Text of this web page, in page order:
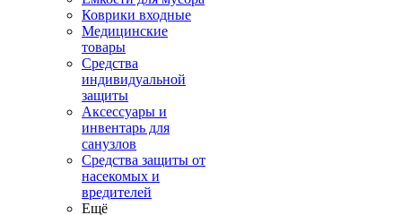
Коврики входные
Медицинские
товары
Средства
индивидуальной
защиты
Аксессуары и
инвентарь для
санузлов
Средства защиты от
насекомых и
вредителей
Ещё